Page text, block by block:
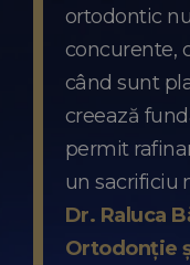
ortodontic
concurente,
când sunt
creează
permit
un sacrificiu
Dr. Raluca
Ortodonție